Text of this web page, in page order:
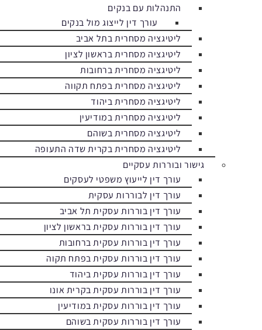
התנהלות עם בנקים
עורך דין לייצוג מול בנקים
ליטיגציה מסחרית בתל אביב
ליטיגציה מסחרית בראשון לציון
ליטיגציה מסחרית ברחובות
ליטיגציה מסחרית בפתח תקווה
ליטיגציה מסחרית ביהוד
ליטיגציה מסחרית במודיעין
ליטיגציה מסחרית בשוהם
ליטיגציה מסחרית בקרית שדה התעופה
גישור ובוררות עסקיים
עורך דין לייעוץ משפטי לעסקים
עורך דין לבוררות עסקית
עורך דין בוררות עסקית תל אביב
עורך דין בוררות עסקית בראשון לציון
עורך דין בוררות עסקית ברחובות
עורך דין בוררות עסקית בפתח תקוה
עורך דין בוררות עסקית ביהוד
עורך דין בוררות עסקית בקרית אונו
עורך דין בוררות עסקית במודיעין
עורך דין בוררות עסקית בשוהם